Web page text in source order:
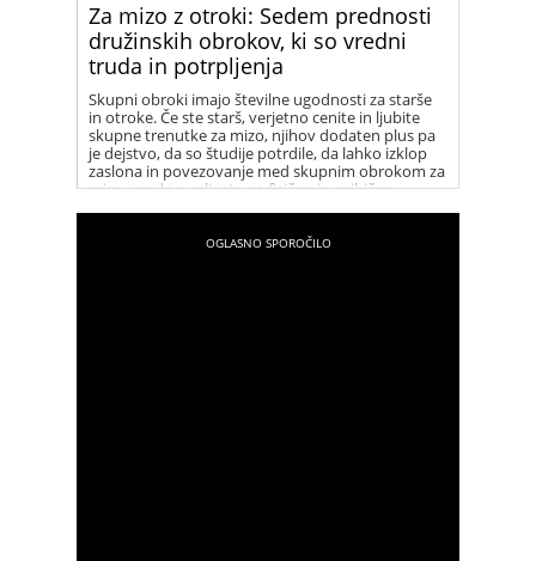
Za mizo z otroki: Sedem prednosti
družinskih obrokov, ki so vredni
truda in potrpljenja
Skupni obroki imajo številne ugodnosti za starše
in otroke. Če ste starš, verjetno cenite in ljubite
skupne trenutke za mizo, njihov dodaten plus pa
je dejstvo, da so študije potrdile, da lahko izklop
zaslona in povezovanje med skupnim obrokom za
mizo ugodno vplivata na fizično in psihično